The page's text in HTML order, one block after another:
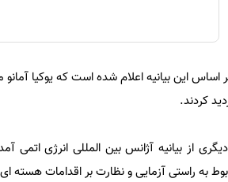
این بیانیه اعلام شده است که یوکیا آمانو
کردند.
از بیانیه آژانس بین المللی انرژی اتمی
به راستی آزمایی و نظارت بر اقدامات